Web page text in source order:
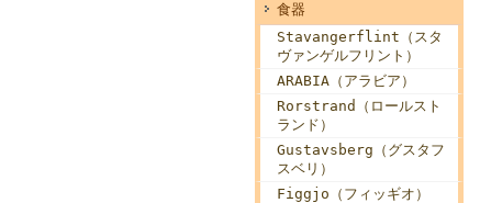
食器
Stavangerflint（スタ
ヴァンゲルフリント）
ARABIA（アラビア）
Rorstrand（ロールスト
ランド）
Gustavsberg（グスタフ
スベリ）
Figgjo（フィッギオ）